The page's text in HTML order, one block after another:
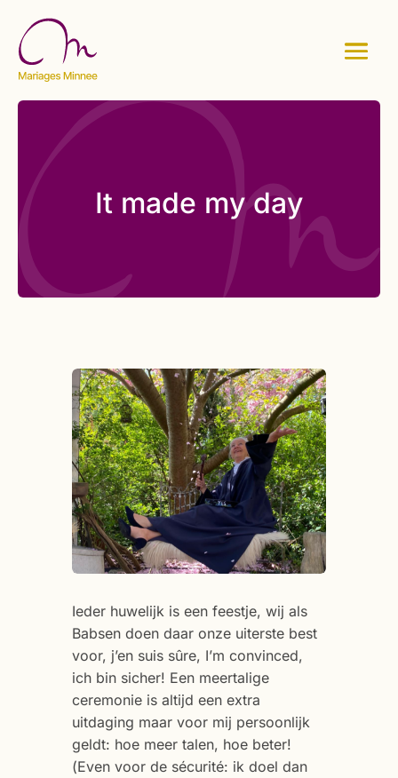
It made my day
Ieder huwelijk is een feestje, wij als
Babsen doen daar onze uiterste best
voor, j’en suis sûre, I’m convinced,
ich bin sicher! Een meertalige
ceremonie is altijd een extra
uitdaging maar voor mij persoonlijk
geldt: hoe meer talen, hoe beter!
(Even voor de sécurité: ik doel dan